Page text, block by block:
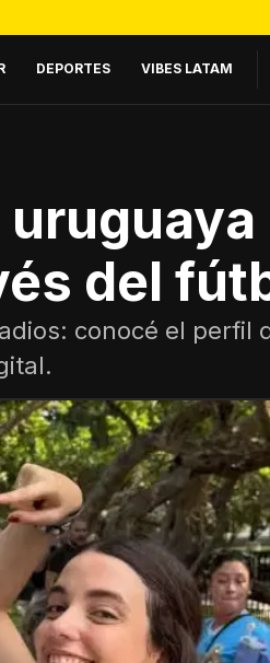
DEPORTES VIBES LATAM
del
conocé el perfil